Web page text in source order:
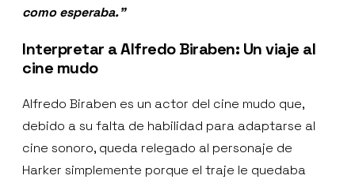
como esperaba.”
Interpretar a Alfredo Biraben: Un viaje al
cine mudo
Alfredo Biraben es un actor del cine mudo que,
debido a su falta de habilidad para adaptarse al
cine sonoro, queda relegado al personaje de
Harker simplemente porque el traje le quedaba